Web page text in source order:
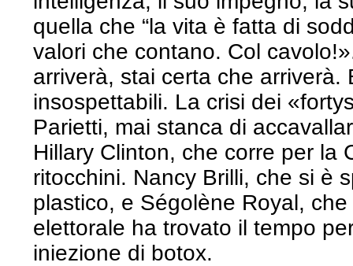
quella che “la vita è fatta di
valori che contano. Col
arriverà, stai certa che arriverà.
insospettabili. La crisi dei
Parietti, mai stanca di
Hillary Clinton, che corre per la
ritocchini. Nancy Brilli, che si è
plastico, e Ségolène Royal,
elettorale ha trovato il tempo
iniezione di botox.